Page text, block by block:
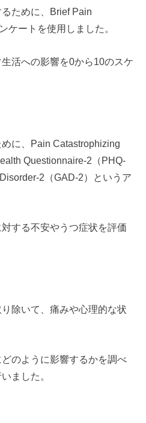
ために、Brief Pain
ケートを使用しました。
活への影響を0から10のスケ
に、Pain Catastrophizing
Questionnaire-2（PHQ-
2（GAD-2）というア
する不安やうつ症状を評価
除いて、痛みや心理的な状
のように影響するかを調べ
ました。